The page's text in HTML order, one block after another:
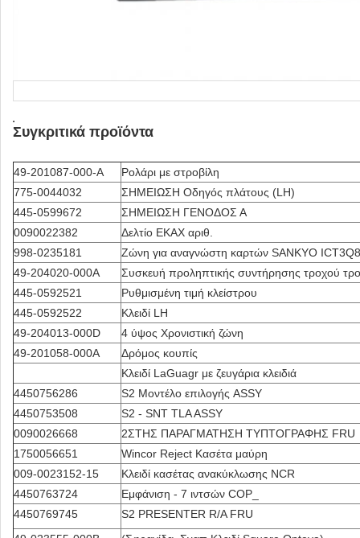
Συγκριτικά προϊόντα
49-201087-000-Α
Ρολάρι με στροβίλη
775-0044032
ΣΗΜΕΙΩΣΗ Οδηγός πλάτους (LH)
445-0599672
ΣΗΜΕΙΩΣΗ ΓΕΝΟΔΟΣ Α
0090022382
Δελτίο ΕΚΑΧ αριθ.
998-0235181
Ζώνη για αναγνώστη καρτών SANKYO ICT3Q8
49-204020-000Α
Συσκευή προληπτικής συντήρησης τροχού
445-0592521
Ρυθμισμένη τιμή κλείστρου
445-0592522
Κλειδί LH
49-204013-000D
4 ύψος Χρονιστική ζώνη
49-201058-000Α
Δρόμος κουπίς
Κλειδί LaGuagr με ζευγάρια κλειδιά
4450756286
S2 Μοντέλο επιλογής ASSY
4450753508
S2 - SNT TLA ASSY
0090026668
2ΣΤΗΣ ΠΑΡΑΓΜΑΤΗΣΗ ΤΥΠΤΟΓΡΑΦΗΣ FRU
1750056651
Wincor Reject Κασέτα μαύρη
009-0023152-15
Κλειδί κασέτας ανακύκλωσης NCR
4450763724
Εμφάνιση - 7 ιντσών COP_
4450769745
S2 PRESENTER R/A FRU